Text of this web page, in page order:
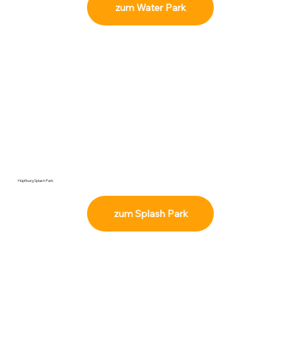
zum Water Park
Hüpfburg Splash Park
zum Splash Park